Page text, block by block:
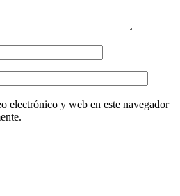
electrónico y web en este navegador